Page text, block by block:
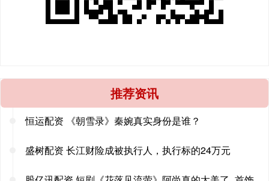
推荐资讯
恒运配资 《朝雪录》秦婉真实身份是谁？
盛树配资 长江财险成被执行人，执行标的24万元